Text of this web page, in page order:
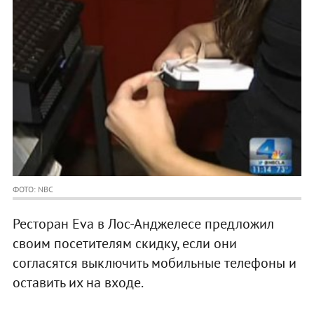
ФОТО: NBC
Ресторан Eva в Лос-Анджелесе предложил
своим посетителям скидку, если они
согласятся выключить мобильные телефоны и
оставить их на входе.